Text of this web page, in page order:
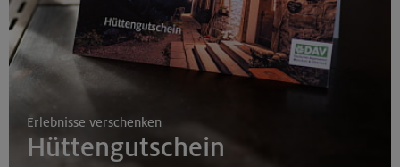
17./18./19.08.26
Aufbaukurs Klettern indoor
München
Erlebnisse verschenken
Hüttengutschein